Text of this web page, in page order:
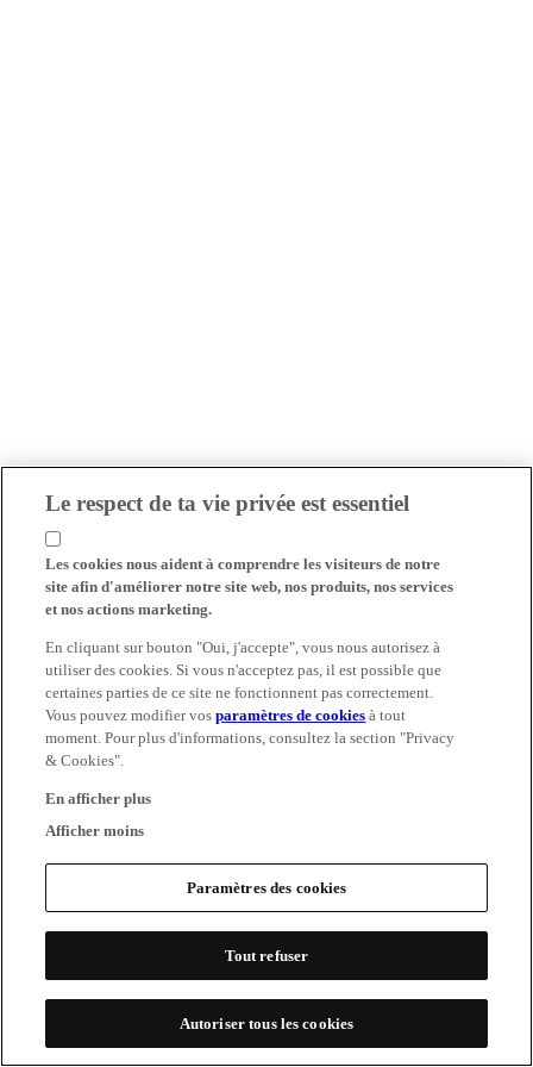
Le respect de ta vie privée est essentiel
Les cookies nous aident à comprendre les visiteurs de notre
site afin d'améliorer notre site web, nos produits, nos services
et nos actions marketing.
En cliquant sur bouton "Oui, j'accepte", vous nous autorisez à
utiliser des cookies. Si vous n'acceptez pas, il est possible que
certaines parties de ce site ne fonctionnent pas correctement.
Vous pouvez modifier vosparamètres de cookies à tout
moment. Pour plus d'informations, consultez la section "Privacy
& Cookies".
En afficher plus
Afficher moins
Paramètres des cookies
Tout refuser
Autoriser tous les cookies